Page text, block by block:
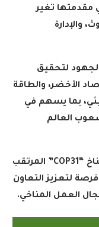
مقدمتها تغير
والإدارة
لتحقيق
الأخضر، والطاقة
بما يسهم في
العالم
“COP31”
المرتقب
2026، باعتباره فرصة لتعزيز التعاون
العمل المناخي.